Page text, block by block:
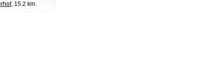
, 15.2 km.